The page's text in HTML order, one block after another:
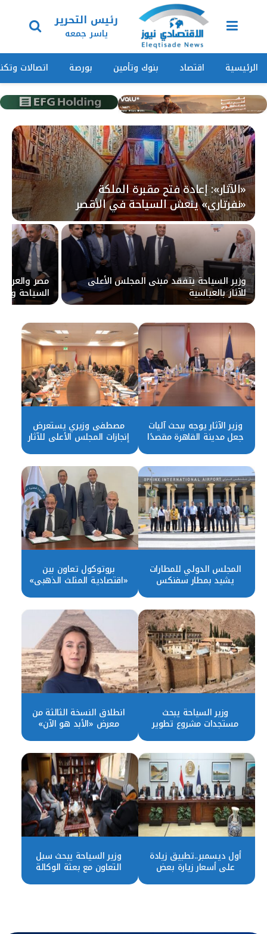
رئيس التحرير
ياسر جمعه
الرئيسية اقتصاد بنوك وتأمين بورصة اتصالات
«الآثار»: إعادة فتح مقبرة الملكة
«نفرتاري» ينعش السياحة في الأقصر
وزير السياحة يتفقد مبنى المجلس الأعلى
للآثار بالعباسية
مصر
السياحة
وزير الآثار يوجه ببحث آليات
جعل مدينة القاهرة مقصدًا
مصطفى وزيري يستعرض
إنجازات المجلس الأعلى للآثار
المجلس الدولي للمطارات
يشيد بمطار سفنكس
بروتوكول تعاون بين
«اقتصادية المثلث الذهبي»
وزير السياحة يبحث
مستجدات مشروع تطوير
انطلاق النسخة الثالثة من
معرض «الأبد هو الآن»
أول ديسمبر..تطبيق زيادة
على أسعار زيارة بعض
وزير السياحة يبحث سبل
التعاون مع بعثة الوكالة